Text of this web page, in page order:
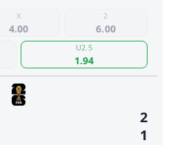
X
4.00
2
6.00
U2.5
1.94
2
1